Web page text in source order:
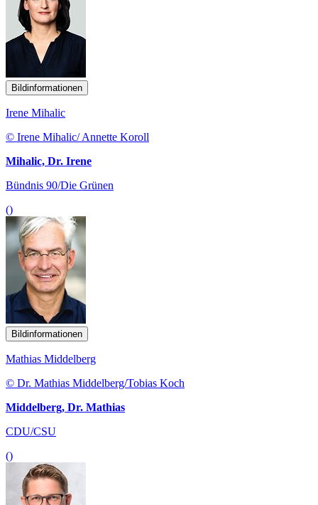
Bildinformationen
Irene Mihalic
© Irene Mihalic/ Annette Koroll
Mihalic, Dr. Irene
Bündnis 90/Die Grünen
()
Bildinformationen
Mathias Middelberg
© Dr. Mathias Middelberg/Tobias Koch
Middelberg, Dr. Mathias
CDU/CSU
()